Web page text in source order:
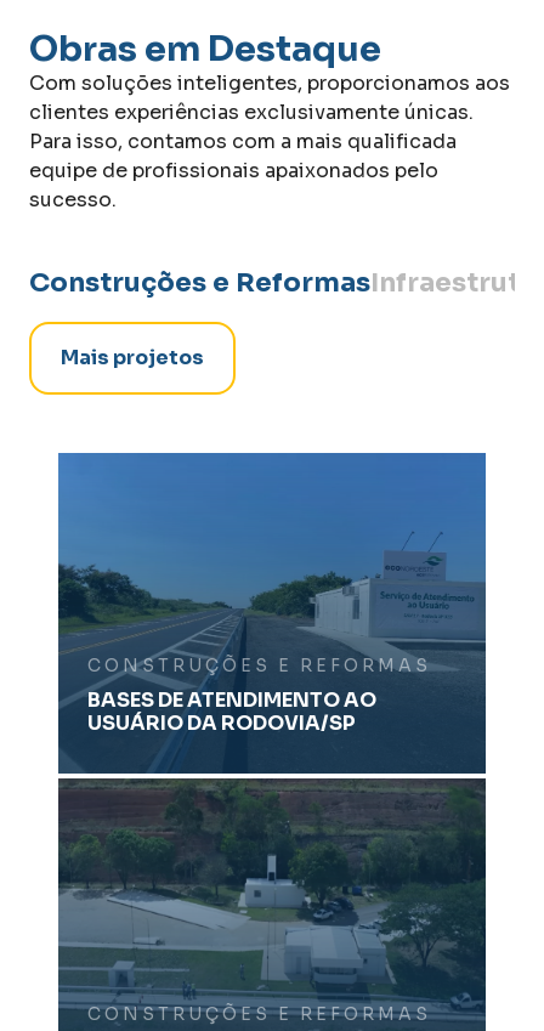
Obras em Destaque
Com soluções inteligentes, proporcionamos aos
clientes experiências exclusivamente únicas.
Para isso, contamos com a mais qualificada
equipe de profissionais apaixonados pelo
sucesso.
Construções e Reformas
Mais projetos
CONSTRUÇÕES E REFORMAS
BASES DE ATENDIMENTO AO
USUÁRIO DA RODOVIA/SP
CONSTRUÇÕES E REFORMAS